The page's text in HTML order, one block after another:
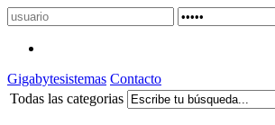
Gigabytesistemas Contacto
Todas las categorias